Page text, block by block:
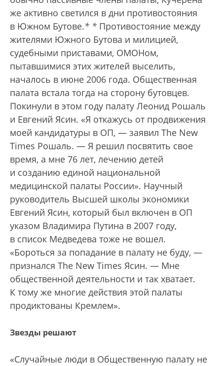
же активно светился в дни противостояния
в Южном Бутове.* * Противостояние между
жителями Южного Бутова и милицией,
судебными приставами, ОМОНом,
пытавшимися этих жителей выселить,
началось в июне 2006 года. Общественная
палата встала тогда на сторону бутовцев.
Покинули в этом году палату Леонид Рошаль
и Евгений Ясин. «Я откажусь от продвижения
моей кандидатуры в ОП, — заявил The New
Times Рошаль. — Я решил посвятить свое
время, а мне 76 лет, лечению детей
и созданию единой национальной
медицинской палаты России». Научный
руководитель Высшей школы экономики
Евгений Ясин, который был включен в ОП
указом Владимира Путина в 2007 году,
в список Медведева тоже не вошел.
«Бороться за попадание в палату не буду, —
признался The New Times Ясин. — Мне
общественной деятельности и так хватает.
К тому же многие действия этой палаты
продиктованы Кремлем».
Звезды решают
«Случайные люди в Общественную палату не